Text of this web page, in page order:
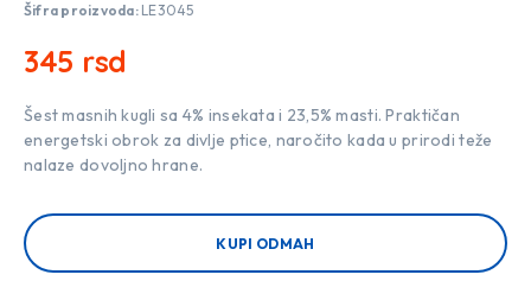
Šifra proizvoda: LE3045
345 rsd
Šest masnih kugli sa 4% insekata i 23,5% masti. Praktičan
energetski obrok za divlje ptice, naročito kada u prirodi teže
nalaze dovoljno hrane.
KUPI ODMAH